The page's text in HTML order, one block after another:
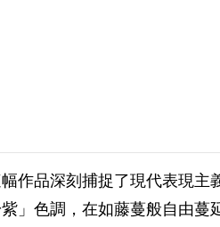
作品深刻捕捉了現代表現主
」色調，在如藤蔓般自由